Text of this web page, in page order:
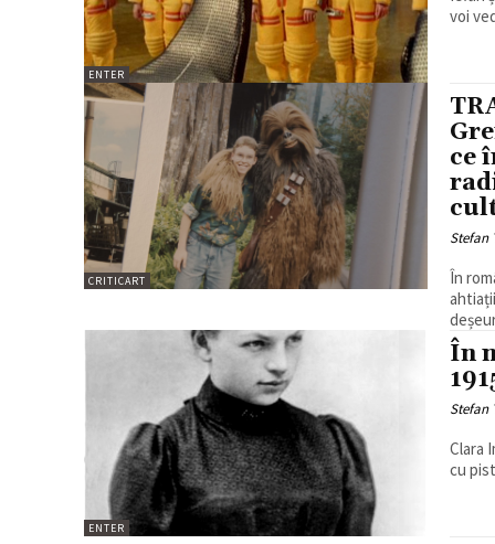
ENTER
voi
CRITICART
ce
Stefan
În
ENTER
În
Stefan
Clara
cu